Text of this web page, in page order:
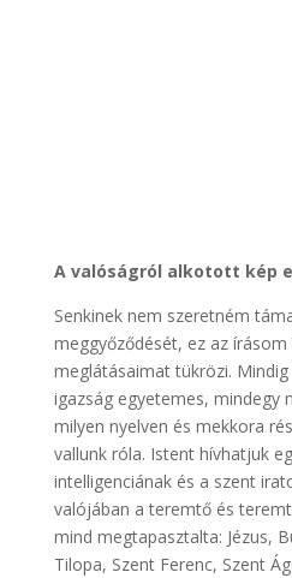
A valóságról alkotott kép
Senkinek nem szeretném
meggyőződését, ez az
meglátásaimat tükrözi.
igazság egyetemes, mindegy
milyen nyelven és mekkora
vallunk róla. Istent hívhatjuk
intelligenciának és a szent
valójában a teremtő és
mind megtapasztalta: Jézus,
Tilopa, Szent Ferenc, Szent